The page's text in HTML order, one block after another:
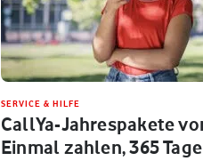
SERVICE & HILFE
CallYa-Jahrespakete
Einmal zahlen, 365